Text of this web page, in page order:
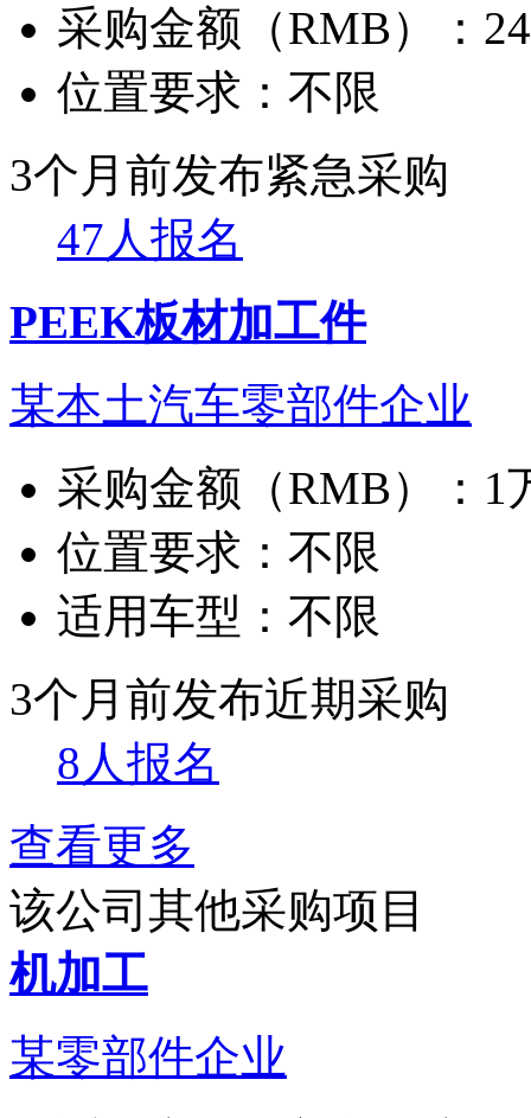
采购金额（RMB）：
位置要求： 不限
3个月前发布紧急采购
47人报名
PEEK板材加工件
某本土汽车零部件企业
采购金额（RMB）： 1
位置要求： 不限
适用车型： 不限
3个月前发布近期采购
8人报名
查看更多
该公司其他采购项目
机加工
某零部件企业